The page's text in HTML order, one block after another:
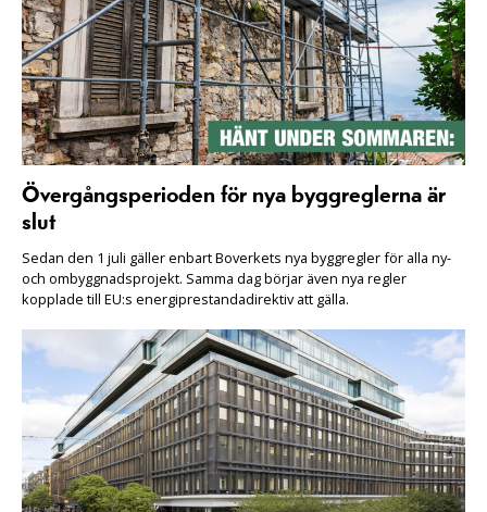
Övergångsperioden för nya byggreglerna är
slut
Sedan den 1 juli gäller enbart Boverkets nya byggregler för alla ny-
och ombyggnadsprojekt. Samma dag börjar även nya regler
kopplade till EU:s energiprestandadirektiv att gälla.